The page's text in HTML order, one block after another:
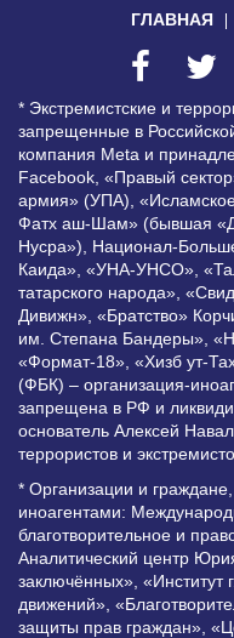
ГЛАВНАЯ
* Экстремистские и
запрещенные в
компания Meta и
Facebook, «Правый
армия» (УПА),
Фатх аш-Шам» (бывшая
Нусра»), Национал-
Каида», «УНА-УНСО»,
татарского народа»,
Дивижн», «Братство»
им. Степана Бандеры»,
«Формат-18», «Хизб ут-
(ФБК) – организация-
запрещена в РФ и
основатель Алексей
террористов и
* Организации и
иноагентами:
благотворительное и
Аналитический центр
заключённых», «Институт
движений»,
защиты прав граждан»,